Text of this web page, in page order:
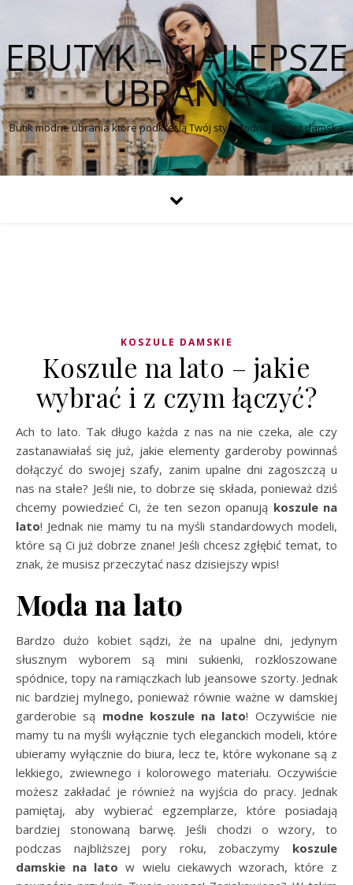
EBUTYK – NAJLEPSZE
UBRANIA
Butik modne ubrania które podkreślą Twój styl. Modna odzież damska
KOSZULE DAMSKIE
Koszule na lato – jakie
wybrać i z czym łączyć?
Ach to lato. Tak długo każda z nas na nie czeka, ale czy
zastanawiałaś się już, jakie elementy garderoby powinnaś
dołączyć do swojej szafy, zanim upalne dni zagoszczą u
nas na stałe? Jeśli nie, to dobrze się składa, ponieważ dziś
chcemy powiedzieć Ci, że ten sezon opanują koszulena
lato! Jednak nie mamy tu na myśli standardowych modeli,
które są Ci już dobrze znane! Jeśli chcesz zgłębić temat, to
znak, że musisz przeczytać nasz dzisiejszy wpis!
Moda na lato
Bardzo dużo kobiet sądzi, że na upalne dni, jedynym
słusznym wyborem są mini sukienki, rozkloszowane
spódnice, topy na ramiączkach lub jeansowe szorty. Jednak
nic bardziej mylnego, ponieważ równie ważne w damskiej
garderobie są modne koszule na lato! Oczywiście nie
mamy tu na myśli wyłącznie tych eleganckich modeli, które
ubieramy wyłącznie do biura, lecz te, które wykonane są z
lekkiego, zwiewnego i kolorowego materiału. Oczywiście
możesz zakładać je również na wyjścia do pracy. Jednak
pamiętaj, aby wybierać egzemplarze, które posiadają
bardziej stonowaną barwę. Jeśli chodzi o wzory, to
podczas najbliższej pory roku, zobaczymy koszule
damskie na lato w wielu ciekawych wzorach, które z